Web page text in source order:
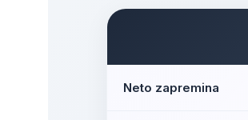
Neto zapremina